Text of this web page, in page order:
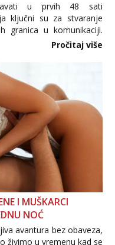
u prvih 48 sati
ključni su za stvaranje
granica u komunikaciji.
osobnih ili intimnih
još nije zaslužila to
Pročitaj više
I MUŠKARCI
NOĆ
avantura bez obaveza,
živimo u vremenu kad se